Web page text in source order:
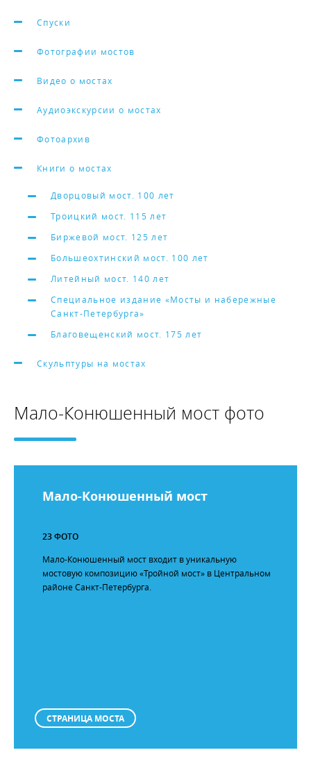
Спуски
Фотографии мостов
Видео о мостах
Аудиоэкскурсии о мостах
Фотоархив
Книги о мостах
Дворцовый мост. 100 лет
Троицкий мост. 115 лет
Биржевой мост. 125 лет
Большеохтинский мост. 100 лет
Литейный мост. 140 лет
Специальное издание «Мосты и набережные
Санкт-Петербурга»
Благовещенский мост. 175 лет
Скульптуры на мостах
Мало-Конюшенный мост фото
Мало-Конюшенный мост
23 ФОТО
Мало-Конюшенный мост входит в уникальную
мостовую композицию «Тройной мост» в Центральном
районе Санкт-Петербурга.
СТРАНИЦА МОСТА